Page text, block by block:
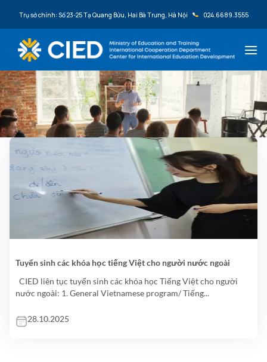
Trụ sở chính: Số 23-25 Tạ Quang Bửu, Hai Bà Trưng, Hà Nội 024.6689.3555
Tuyển sinh các khóa học tiếng Việt cho người nước ngoài
CIED liên tục tuyển sinh các khóa học Tiếng Việt cho người
nước ngoài: 1. General Vietnamese program/ Tiếng...
28.10.2025